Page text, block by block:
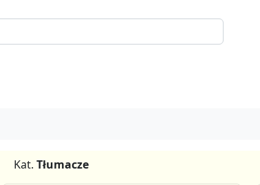
Kat. Tłumacze